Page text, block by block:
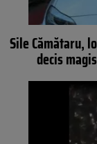
Sile Cămătaru,
decis